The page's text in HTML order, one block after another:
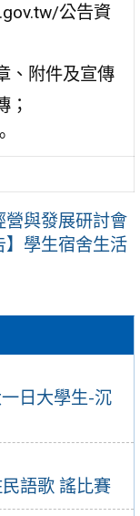
日大學生-沉
語歌 謠比賽
公告資
、附件及宣傳
；
營與發展研討會
】學生宿舍生活